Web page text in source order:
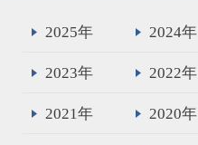
2025年 2024年
2023年 2022年
2021年 2020年